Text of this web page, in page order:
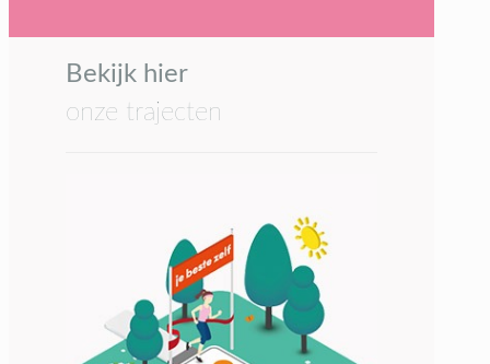
Bekijk hier
onze trajecten